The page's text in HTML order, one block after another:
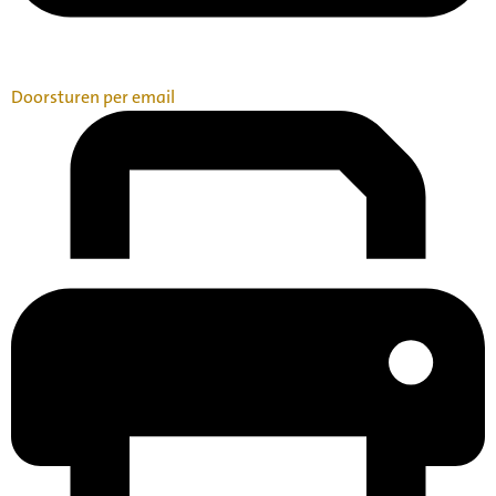
Doorsturen per email